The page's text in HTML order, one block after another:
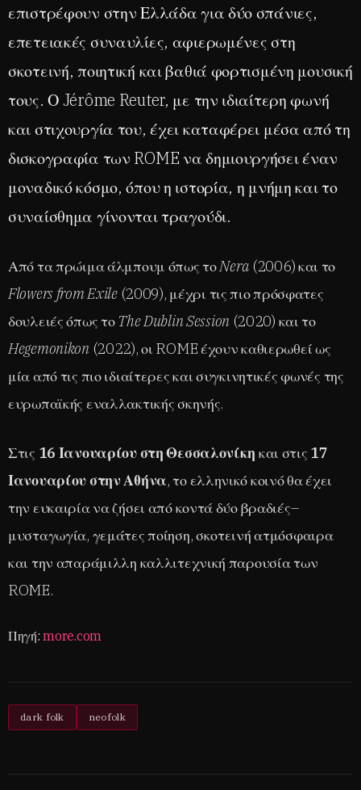
επιστρέφουν στην Ελλάδα για δύο σπάνιες,
επετειακές συναυλίες, αφιερωμένες στη
σκοτεινή, ποιητική και βαθιά φορτισμένη μουσική
τους. Ο Jérôme Reuter, με την ιδιαίτερη φωνή
και στιχουργία του, έχει καταφέρει μέσα από τη
δισκογραφία των ROME να δημιουργήσει έναν
μοναδικό κόσμο, όπου η ιστορία, η μνήμη και το
συναίσθημα γίνονται τραγούδι.
Από τα πρώιμα άλμπουμ όπως τοNera (2006) και το
Flowers from Exile(2009), μέχρι τις πιο πρόσφατες
δουλειές όπως το The Dublin Session(2020) και το
Hegemonikon(2022), οι ROME έχουν καθιερωθεί ως
μία από τις πιο ιδιαίτερες και συγκινητικές φωνές της
ευρωπαϊκής εναλλακτικής σκηνής.
Στις 16 Ιανουαρίου στη Θεσσαλονίκη και στις 17
Ιανουαρίου στην Αθήνα, το ελληνικό κοινό θα έχει
την ευκαιρία να ζήσει από κοντά δύο βραδιές–
μυσταγωγία, γεμάτες ποίηση, σκοτεινή ατμόσφαιρα
και την απαράμιλλη καλλιτεχνική παρουσία των
ROME.
Πηγή:more.com
dark folk neofolk